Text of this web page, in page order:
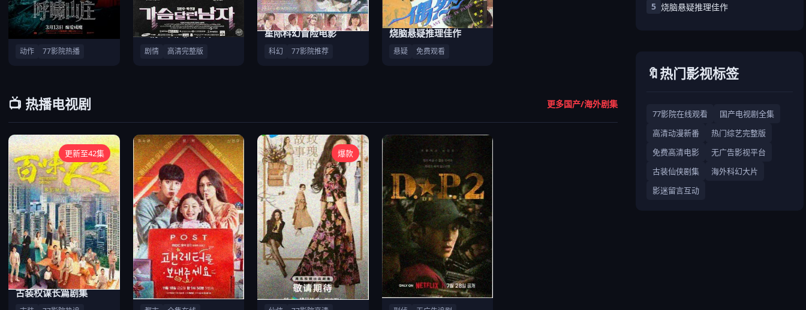
年度高分动作大片
动作 77影院热播
温情现实国产影片
剧情 高清完整版
星际科幻冒险电影
科幻 77影院推荐
烧脑悬疑推理佳作
悬疑 免费观看
📺 热播电视剧 更多国产/海外剧集
更新至42集
古装权谋长篇剧集 都市家庭情感连续剧
爆款
仙侠古装爱情剧 刑侦悬疑破案剧集
5 烧脑悬疑推理佳作
🔖热门影视标签
77影院在线观看
国产电视剧全集
高清动漫新番
热门综艺完整版
免费高清电影
无广告影视平台
古装仙侠剧集
海外科幻大片
影迷留言互动